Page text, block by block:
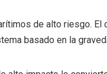
de alto riesgo.
basado en la